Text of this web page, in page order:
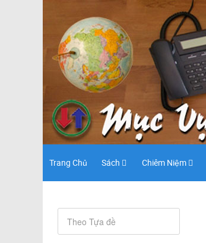
Trang Chủ Sách Chiêm Niệm